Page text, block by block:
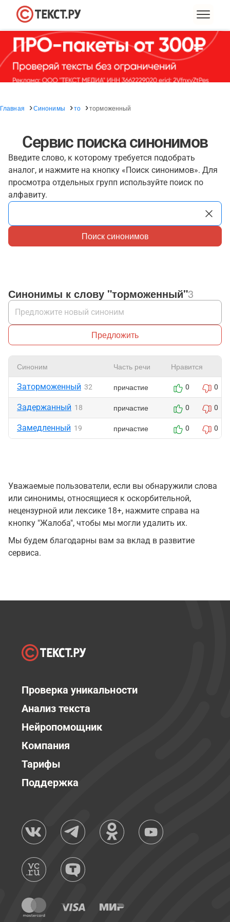
Главная Синонимы то торможенный
Сервис поиска синонимов
Введите слово, к которому требуется подобрать
аналог, и нажмите на кнопку «Поиск синонимов». Для
просмотра отдельных групп используйте поиск по
алфавиту.
Поиск синонимов
Синонимы к слову "торможенный"3
Предложить
Синоним Часть речи Нравится
Заторможенный 32 причастие 0 0
Задержанный 18 причастие 0 0
Замедленный 19 причастие 0 0
Уважаемые пользователи, если вы обнаружили слова
или синонимы, относящиеся к оскорбительной,
нецензурной или лексике 18+, нажмите справа на
кнопку "Жалоба", чтобы мы могли удалить их.
Мы будем благодарны вам за вклад в развитие
сервиса.
Проверка уникальности
Анализ текста
Нейропомощник
Компания
Тарифы
Поддержка